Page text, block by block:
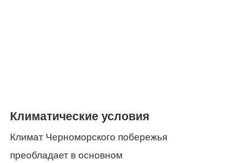
Климатические условия
Климат Черноморского побережья
преобладает в основном